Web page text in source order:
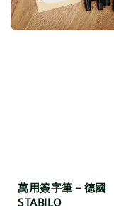
萬用簽字筆－德國
STABILO